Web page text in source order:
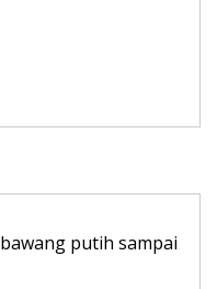
putih sampai